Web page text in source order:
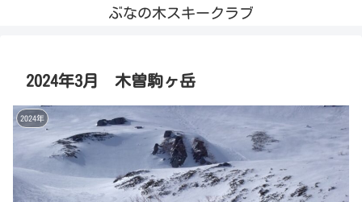
ぶなの木スキークラブ
2024年3月 木曽駒ヶ岳
2024年